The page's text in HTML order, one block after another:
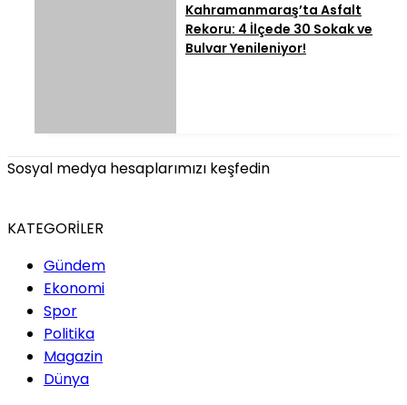
Kahramanmaraş’ta Asfalt
Rekoru: 4 İlçede 30 Sokak ve
Bulvar Yenileniyor!
Sosyal medya hesaplarımızı keşfedin
KATEGORİLER
Gündem
Ekonomi
Spor
Politika
Magazin
Dünya